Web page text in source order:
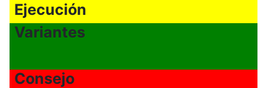
Ejecución
Variantes
Consejo